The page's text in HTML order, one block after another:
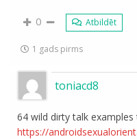
0 Atbildēt
1 gads pirms
toniacd8
64 wild dirty talk
https://